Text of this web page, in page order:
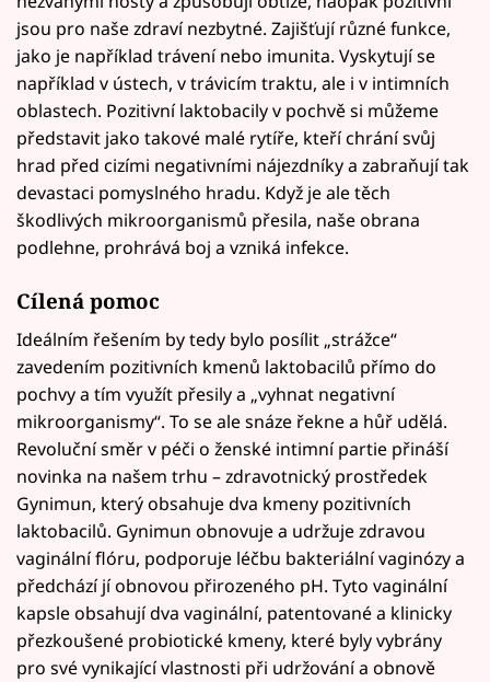
jsou pro naše zdraví nezbytné. Zajišťují různé funkce,
jako je například trávení nebo imunita. Vyskytují se
například v ústech, v trávicím traktu, ale i v intimních
oblastech. Pozitivní laktobacily v pochvě si můžeme
představit jako takové malé rytíře, kteří chrání svůj
hrad před cizími negativními nájezdníky a zabraňují tak
devastaci pomyslného hradu. Když je ale těch
škodlivých mikroorganismů přesila, naše obrana
podlehne, prohrává boj a vzniká infekce.
Cílená pomoc
Ideálním řešením by tedy bylo posílit „strážce“
zavedením pozitivních kmenů laktobacilů přímo do
pochvy a tím využít přesily a „vyhnat negativní
mikroorganismy“. To se ale snáze řekne a hůř udělá.
Revoluční směr v péči o ženské intimní partie přináší
novinka na našem trhu – zdravotnický prostředek
Gynimun, který obsahuje dva kmeny pozitivních
laktobacilů. Gynimun obnovuje a udržuje zdravou
vaginální flóru, podporuje léčbu bakteriální vaginózy a
předchází jí obnovou přirozeného pH. Tyto vaginální
kapsle obsahují dva vaginální, patentované a klinicky
přezkoušené probiotické kmeny, které byly vybrány
pro své vynikající vlastnosti při udržování a obnově